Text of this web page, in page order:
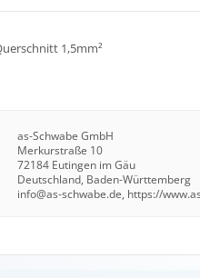
1,5mm²
as-Schwabe GmbH
Merkurstraße 10
72184 Eutingen im Gäu
Deutschland, Baden-Württemberg
info@as-schwabe.de, https://